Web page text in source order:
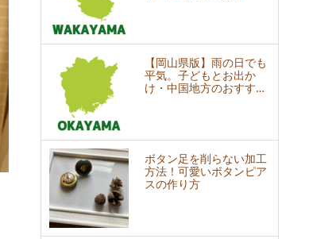
【岡山県版】雨の日でも
平気。子どもとお出か
け・中国地方のおすす…
ボタン足を削らない加工
方法！可愛いボタンピア
スの作り方